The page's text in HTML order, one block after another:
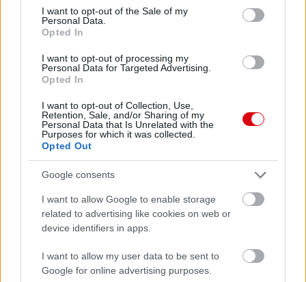
consent section.
I want to opt-out of the Sale of my
Personal Data.
Opted In
I want to opt-out of processing my
Personal Data for Targeted Advertising.
Opted In
I want to opt-out of Collection, Use,
Retention, Sale, and/or Sharing of my
Personal Data that Is Unrelated with the
Purposes for which it was collected.
Opted Out
Google consents
I want to allow Google to enable storage
related to advertising like cookies on web or
device identifiers in apps.
I want to allow my user data to be sent to
Google for online advertising purposes.
Meccs Center
Manchester United
Felkészülési szezon 4. mérkőzés
2026-08-08 17:00
0 nap 10 óra 16 perc 21 másodperc
AC Milan Manchester United 2026-08-15 18:00